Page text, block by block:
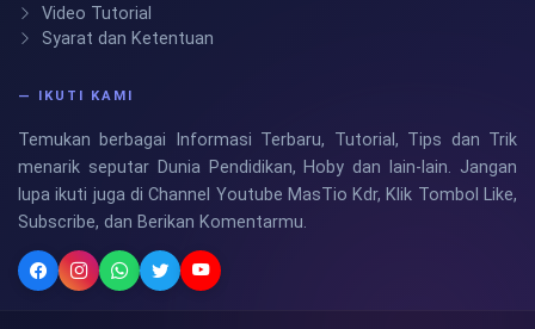
Video Tutorial
Syarat dan Ketentuan
— IKUTI KAMI
Temukan berbagai Informasi Terbaru, Tutorial, Tips dan Trik
menarik seputar Dunia Pendidikan, Hoby dan lain-lain. Jangan
lupa ikuti juga di Channel Youtube MasTio Kdr, Klik Tombol Like,
Subscribe, dan Berikan Komentarmu.